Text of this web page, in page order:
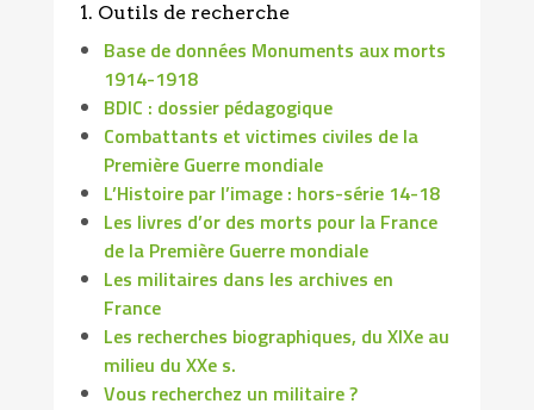
1. Outils de recherche
Base de données Monuments aux morts
1914-1918
BDIC : dossier pédagogique
Combattants et victimes civiles de la
Première Guerre mondiale
L’Histoire par l’image : hors-série 14-18
Les livres d’or des morts pour la France
de la Première Guerre mondiale
Les militaires dans les archives en
France
Les recherches biographiques, du XIXe au
milieu du XXe s.
Vous recherchez un militaire ?